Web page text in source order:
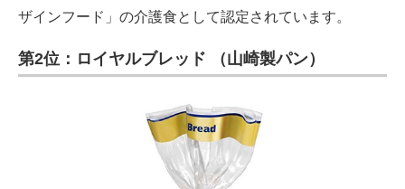
ザインフード」の介護食として認定されています。
第2位：ロイヤルブレッド （山崎製パン）